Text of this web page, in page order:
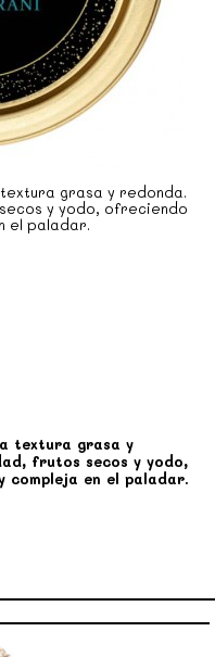
grasa y redonda.
y yodo, ofreciendo
el paladar.
textura grasa y
frutos secos y yodo,
compleja en el paladar.